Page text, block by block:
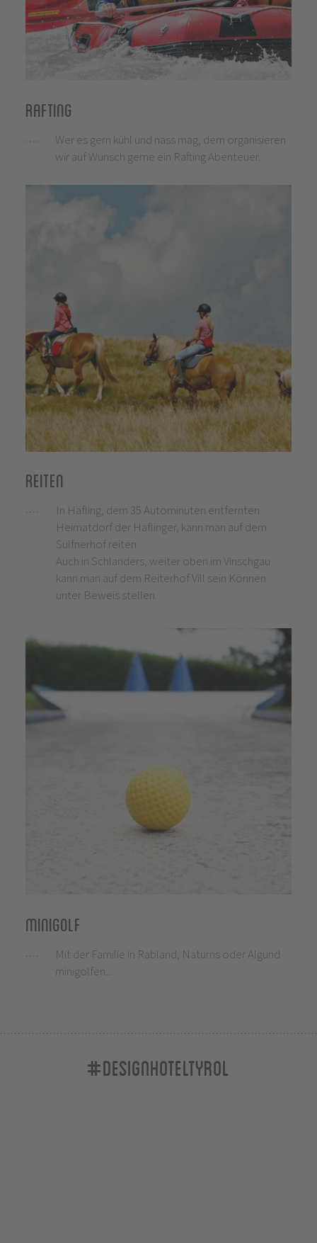
Rafting
Wer es gern kühl und nass mag, dem organisieren
wir auf Wunsch gerne ein Rafting Abenteuer.
Reiten
In Hafling, dem 35 Autominuten entfernten
Heimatdorf der Haflinger, kann man auf dem
Sulfnerhof reiten.
Auch in Schlanders, weiter oben im Vinschgau
kann man auf dem Reiterhof Vill sein Können
unter Beweis stellen.
Minigolf
Mit der Familie in Rabland, Naturns oder Algund
minigolfen...
#designhoteltyrol